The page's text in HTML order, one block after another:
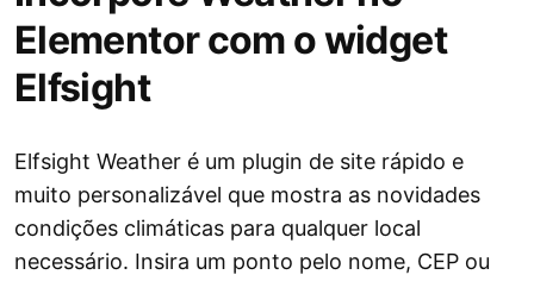
Elementor com o widget
Elfsight
Elfsight Weather é um plugin de site rápido e
muito personalizável que mostra as novidades
condições climáticas para qualquer local
necessário. Insira um ponto pelo nome, CEP ou